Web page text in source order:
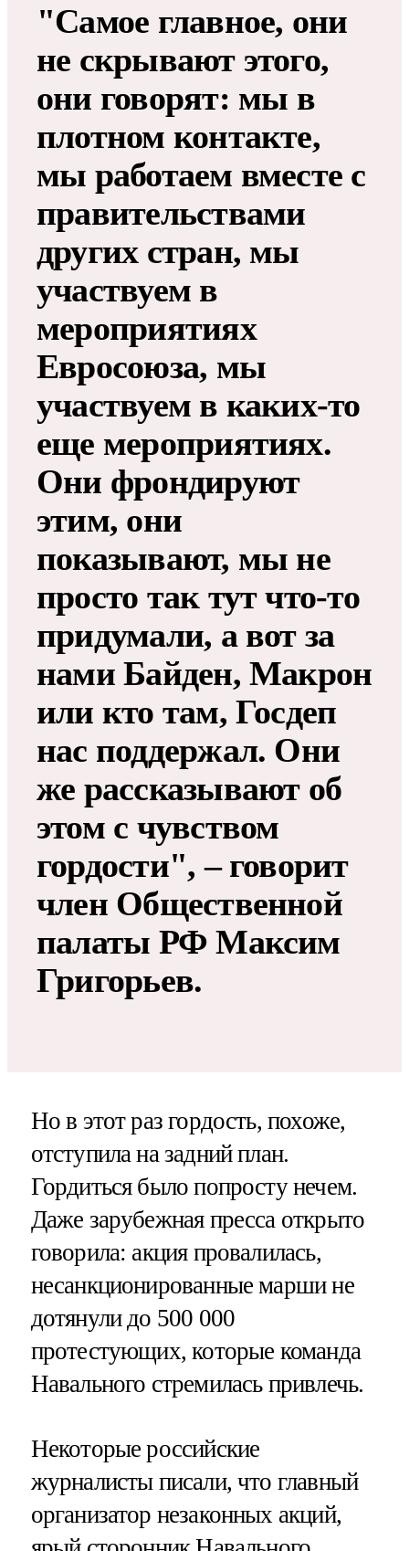
"Самое главное, они
не скрывают этого,
они говорят: мы в
плотном контакте,
мы работаем вместе с
правительствами
других стран, мы
участвуем в
мероприятиях
Евросоюза, мы
участвуем в каких-то
еще мероприятиях.
Они фрондируют
этим, они
показывают, мы не
просто так тут что-то
придумали, а вот за
нами Байден, Макрон
или кто там, Госдеп
нас поддержал. Они
же рассказывают об
этом с чувством
гордости", – говорит
член Общественной
палаты РФ Максим
Григорьев.
Но в этот раз гордость, похоже,
отступила на задний план.
Гордиться было попросту нечем.
Даже зарубежная пресса открыто
говорила: акция провалилась,
несанкционированные марши не
дотянули до 500 000
протестующих, которые команда
Навального стремилась привлечь.
Некоторые российские
журналисты писали, что главный
организатор незаконных акций,